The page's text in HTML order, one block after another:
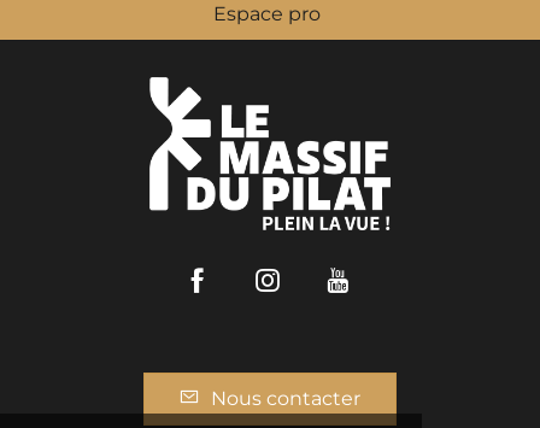
Espace pro
FacebookInstagram
Nous contacter